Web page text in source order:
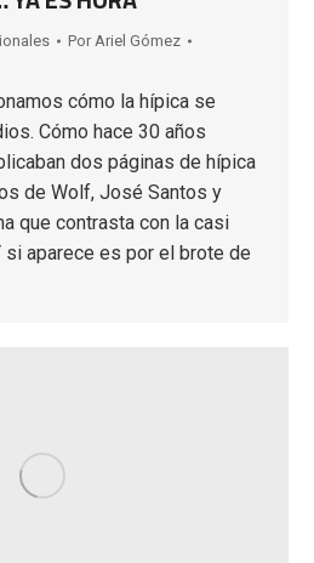
Por Ariel Gómez
cómo la hípica se
Cómo hace 30 años
dos páginas de hípica
de Wolf, José Santos y
que contrasta con la casi
si aparece es por el brote de